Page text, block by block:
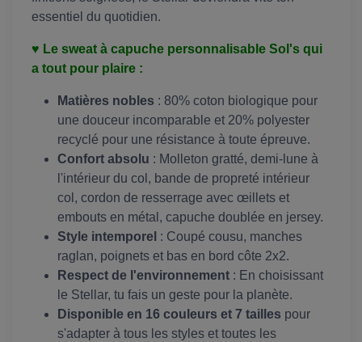
essentiel du quotidien.
♥ Le sweat à capuche personnalisable Sol's qui
a tout pour plaire :
Matières nobles : 80% coton biologique pour
une douceur incomparable et 20% polyester
recyclé pour une résistance à toute épreuve.
Confort absolu : Molleton gratté, demi-lune à
l'intérieur du col, bande de propreté intérieur
col, cordon de resserrage avec œillets et
embouts en métal, capuche doublée en jersey.
Style intemporel : Coupé cousu, manches
raglan, poignets et bas en bord côte 2x2.
Respect de l'environnement : En choisissant
le Stellar, tu fais un geste pour la planète.
Disponible en 16 couleurs et 7 tailles pour
s'adapter à tous les styles et toutes les